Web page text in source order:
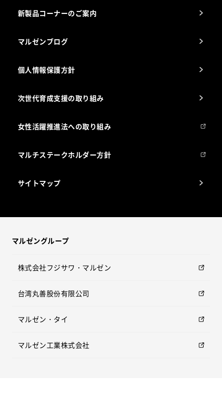
新製品コーナーのご案内
マルゼンブログ
個人情報保護方針
次世代育成支援の取り組み
女性活躍推進法への取り組み
マルチステークホルダー方針
サイトマップ
マルゼングループ
株式会社フジサワ・マルゼン
台湾丸善股份有限公司
マルゼン・タイ
マルゼン工業株式会社